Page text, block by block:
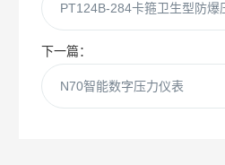
PT124B-284卡箍卫生型防爆
下一篇：
N70智能数字压力仪表